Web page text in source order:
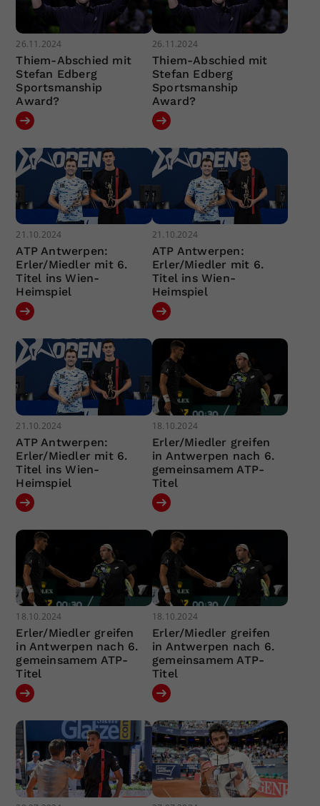
26.11.2024
Thiem-Abschied mit
Stefan Edberg
Sportsmanship
Award?
26.11.2024
Thiem-Abschied mit
Stefan Edberg
Sportsmanship
Award?
21.10.2024
ATP Antwerpen:
Erler/Miedler mit 6.
Titel ins Wien-
Heimspiel
21.10.2024
ATP Antwerpen:
Erler/Miedler mit 6.
Titel ins Wien-
Heimspiel
21.10.2024
ATP Antwerpen:
Erler/Miedler mit 6.
Titel ins Wien-
Heimspiel
18.10.2024
Erler/Miedler greifen
in Antwerpen nach 6.
gemeinsamem ATP-
Titel
18.10.2024
Erler/Miedler greifen
in Antwerpen nach 6.
gemeinsamem ATP-
Titel
18.10.2024
Erler/Miedler greifen
in Antwerpen nach 6.
gemeinsamem ATP-
Titel